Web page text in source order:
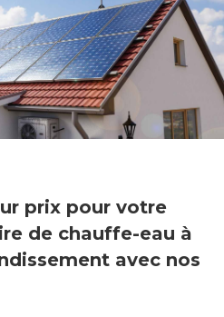
prix pour votre
de chauffe-eau à
avec nos